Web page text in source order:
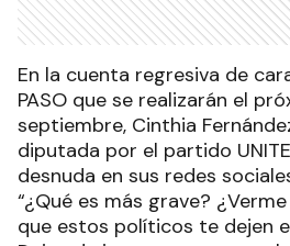
En la cuenta regresiva de
PASO que se realizarán el
septiembre, Cinthia
diputada por el partido
desnuda en sus redes
“¿Qué es más grave?
que estos políticos te dejen